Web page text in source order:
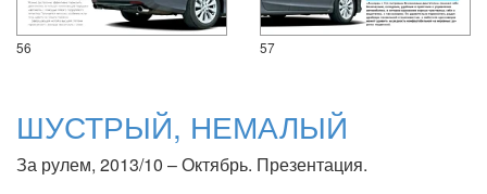
56 57
ШУСТРЫЙ, НЕМАЛЫЙ
За рулем, 2013/10 – Октябрь. Презентация.